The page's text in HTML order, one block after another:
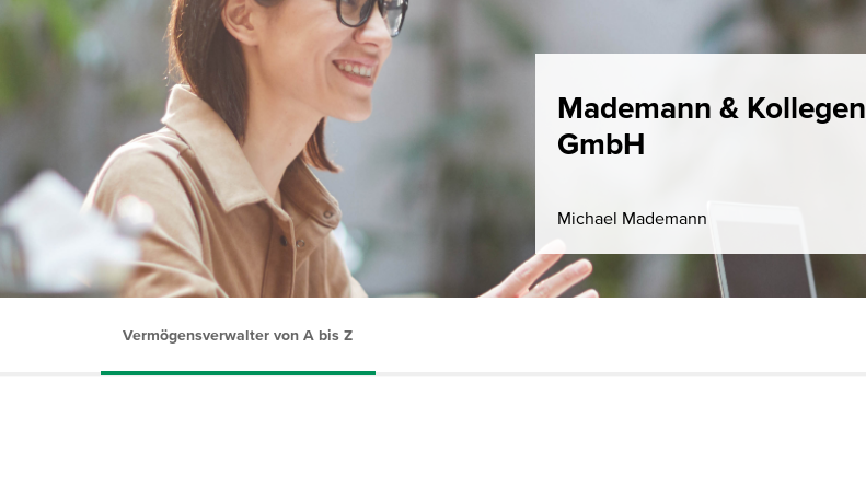
Mademann & Kollegen
GmbH
Michael Mademann
Vermögensverwalter von A bis Z